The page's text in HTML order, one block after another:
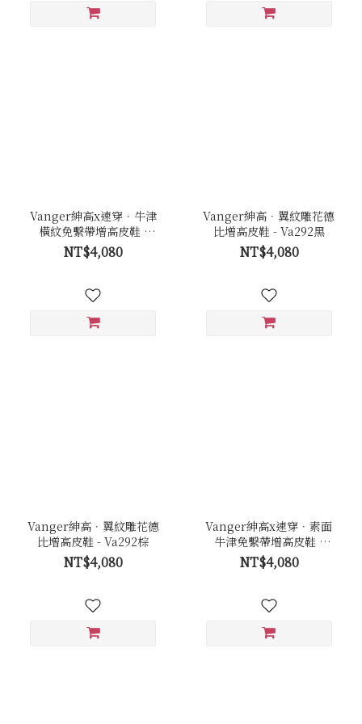
Vanger紳高x速穿．牛津
橫紋免繫帶增高皮鞋 -
Va289黑
NT$4,080
Vanger紳高．翼紋雕花德
比增高皮鞋 - Va292黑
NT$4,080
Vanger紳高．翼紋雕花德
比增高皮鞋 - Va292棕
NT$4,080
Vanger紳高x速穿．素面
牛津免繫帶增高皮鞋 -
Va294棕
NT$4,080